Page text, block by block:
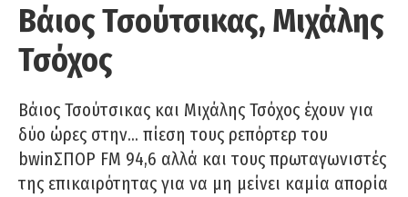
Βάιος Τσούτσικας, Μιχάλης
Τσόχος
Βάιος Τσούτσικας και Μιχάλης Τσόχος έχουν για
δύο ώρες στην… πίεση τους ρεπόρτερ του
bwinΣΠΟΡ FM 94,6 αλλά και τους πρωταγωνιστές
της επικαιρότητας για να μη μείνει καμία απορία